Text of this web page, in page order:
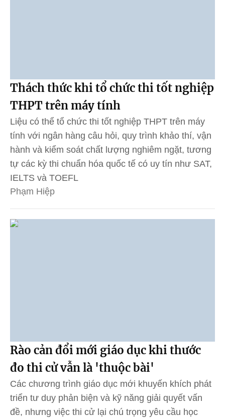
Thách thức khi tổ chức thi tốt nghiệp
THPT trên máy tính
Liệu có thể tổ chức thi tốt nghiệp THPT trên máy
tính với ngân hàng câu hỏi, quy trình khảo thí, vận
hành và kiểm soát chất lượng nghiêm ngặt, tương
tự các kỳ thi chuẩn hóa quốc tế có uy tín như SAT,
IELTS và TOEFL
Phạm Hiệp
Rào cản đổi mới giáo dục khi thước
đo thi cử vẫn là 'thuộc bài'
Các chương trình giáo dục mới khuyến khích phát
triển tư duy phản biện và kỹ năng giải quyết vấn
đề, nhưng việc thi cử lại chú trọng yêu cầu học